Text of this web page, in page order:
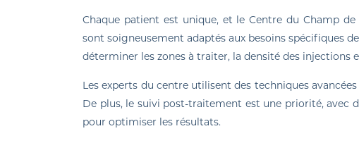
Chaque patient est unique, et le Centre du Champ
sont soigneusement adaptés aux besoins spécifiques
déterminer les zones à traiter, la densité des injections
Les experts du centre utilisent des techniques
De plus, le suivi post-traitement est une priorité, avec
pour optimiser les résultats.